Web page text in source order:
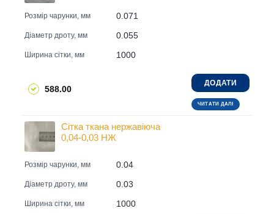
Розмір чарунки, мм 0.071
Діаметр дроту, мм 0.055
Ширина сітки, мм 1000
588.00
ДОДАТИ
ЧИТАТИ ДАЛІ
Сітка ткана нержавіюча
0,04-0,03 НЖ
Розмір чарунки, мм 0.04
Діаметр дроту, мм 0.03
Ширина сітки, мм 1000